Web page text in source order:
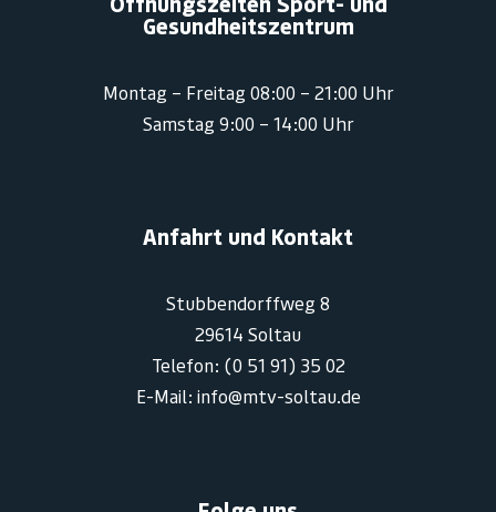
Gesundheitszentrum
Montag – Freitag 08:00 – 21:00 Uhr
Samstag 9:00 – 14:00 Uhr
Anfahrt und Kontakt
Stubbendorffweg 8
29614 Soltau
Telefon: (0 51 91) 35 02
E-Mail: info@mtv-soltau.de